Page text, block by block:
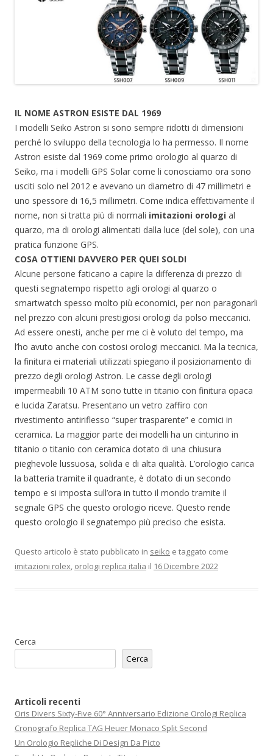
IL NOME ASTRON ESISTE DAL 1969
I modelli Seiko Astron si sono sempre ridotti di dimensioni
perché lo sviluppo della tecnologia lo ha permesso. Il nome
Astron esiste dal 1969 come primo orologio al quarzo di
Seiko, ma i modelli GPS Solar come li conosciamo ora sono
usciti solo nel 2012 e avevano un diametro di 47 millimetri e
uno spessore di 16,5 millimetri. Come indica effettivamente il
nome, non si tratta più di normali imitazioni orologi al
quarzo, ma di orologi alimentati dalla luce (del sole), con una
pratica funzione GPS.
COSA OTTIENI DAVVERO PER QUEI SOLDI
Alcune persone faticano a capire la differenza di prezzo di
questi segnatempo rispetto agli orologi al quarzo o
smartwatch spesso molto più economici, per non paragonarli
nel prezzo con alcuni prestigiosi orologi da polso meccanici.
Ad essere onesti, anche per me ci è voluto del tempo, ma
l’ho avuto anche con costosi orologi meccanici. Ma la tecnica,
la finitura ei materiali utilizzati spiegano il posizionamento di
prezzo degli orologi Astron. Le casse degli orologi
impermeabili 10 ATM sono tutte in titanio con finitura opaca
e lucida Zaratsu. Presentano un vetro zaffiro con
rivestimento antiriflesso “super trasparente” e cornici in
ceramica. La maggior parte dei modelli ha un cinturino in
titanio o titanio con ceramica dotato di una chiusura
pieghevole lussuosa, solida e di alta qualità. L’orologio carica
la batteria tramite il quadrante, è dotato di un secondo
tempo e si imposta sull’ora in tutto il mondo tramite il
segnale GPS che questo orologio riceve. Questo rende
questo orologio il segnatempo più preciso che esista.
Questo articolo è stato pubblicato in seiko e taggato come
imitazioni rolex, orologi replica italia il 16 Dicembre 2022
Cerca
Cerca
Articoli recenti
Oris Divers Sixty-Five 60° Anniversario Edizione Orologi Replica
Cronografo Replica TAG Heuer Monaco Split Second
Un Orologio Repliche Di Design Da Picto